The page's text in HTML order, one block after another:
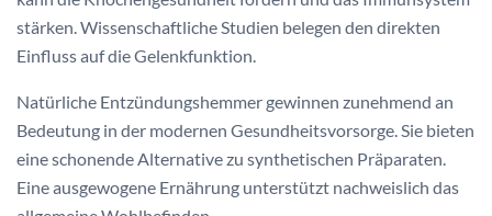
stärken. Wissenschaftliche Studien belegen den direkten
Einfluss auf die Gelenkfunktion.
Natürliche Entzündungshemmer gewinnen zunehmend an
Bedeutung in der modernen Gesundheitsvorsorge. Sie bieten
eine schonende Alternative zu synthetischen Präparaten.
Eine ausgewogene Ernährung unterstützt nachweislich das